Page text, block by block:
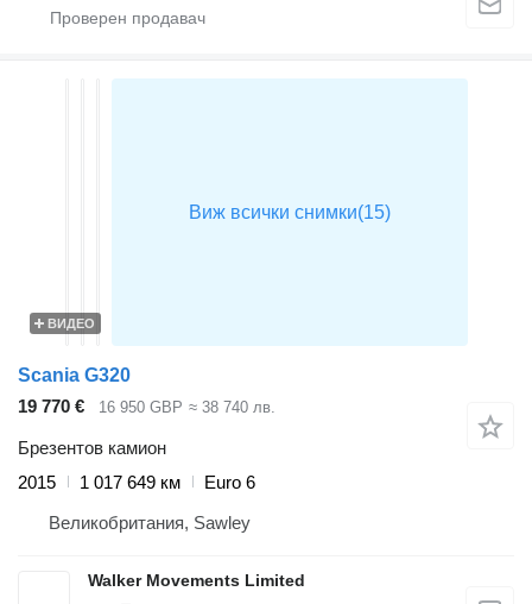
ВИДЕО
Scania G320
19 770 €
16 950 GBP ≈ 38 740 лв.
Брезентов камион
2015
1 017 649 км
Euro 6
Великобритания, Sawley
Walker Movements Limited